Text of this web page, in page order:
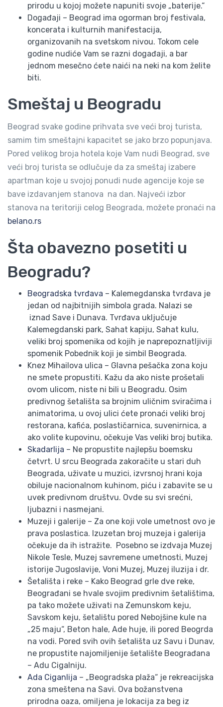
prirodu u kojoj možete napuniti svoje „baterije.“
Događaji – Beograd ima ogorman broj festivala,
koncerata i kulturnih manifestacija,
organizovanih na svetskom nivou. Tokom cele
godine nudiće Vam se razni događaji, a bar
jednom mesečno ćete naići na neki na kom želite
biti.
Smeštaj u Beogradu
Beograd svake godine prihvata sve veći broj turista,
samim tim smeštajni kapacitet se jako brzo popunjava.
Pored velikog broja hotela koje Vam nudi Beograd, sve
veći broj turista se odlučuje da za smeštaj izabere
apartman koje u svojoj ponudi nude agencije koje se
bave izdavanjem stanova na dan. Najveći izbor
stanova na teritoriji celog Beograda, možete pronaći na
belano.rs
Šta obavezno posetiti u
Beogradu?
Beogradska tvrđava – Kalemegdanska tvrđava je
jedan od najbitnijih simbola grada. Nalazi se
iznad Save i Dunava. Tvrđava uključuje
Kalemegdanski park, Sahat kapiju, Sahat kulu,
veliki broj spomenika od kojih je naprepoznatljiviji
spomenik Pobednik koji je simbil Beograda.
Knez Mihailova ulica – Glavna pešačka zona koju
ne smete propustiti. Kažu da ako niste prošetali
ovom ulicom, niste ni bili u Beogradu. Osim
predivnog šetališta sa brojnim uličnim sviračima i
animatorima, u ovoj ulici ćete pronaći veliki broj
restorana, kafića, poslastičarnica, suvenirnica, a
ako volite kupovinu, očekuje Vas veliki broj butika.
Skadarlija – Ne propustite najlepšu boemsku
četvrt. U srcu Beograda zakoračite u stari duh
Beograda, uživate u muzici, izvrsnoj hrani koja
obiluje nacionalnom kuhinom, piću i zabavite se u
uvek predivnom društvu. Ovde su svi srećni,
ljubazni i nasmejani.
Muzeji i galerije – Za one koji vole umetnost ovo je
prava poslastica. Izuzetan broj muzeja i galerija
očekuje da ih istražite. Posebno se izdvaja Muzej
Nikole Tesle, Muzej savremene umetnosti, Muzej
istorije Jugoslavije, Voni Muzej, Muzej iluzija i dr.
Šetališta i reke – Kako Beograd grle dve reke,
Beograđani se hvale svojim predivnim šetalištima,
pa tako možete uživati na Zemunskom keju,
Savskom keju, šetalištu pored Nebojšine kule na
„25 maju“, Beton hale, Ade huje, ili pored Beogrda
na vodi. Pored svih ovih šetališta uz Savu i Dunav,
ne propustite najomiljenije šetalište Beograđana
– Adu Cigalniju.
Ada Ciganlija – „Beogradska plaža“ je rekreacijska
zona smeštena na Savi. Ova božanstvena
prirodna oaza, omiljena je lokacija za beg iz